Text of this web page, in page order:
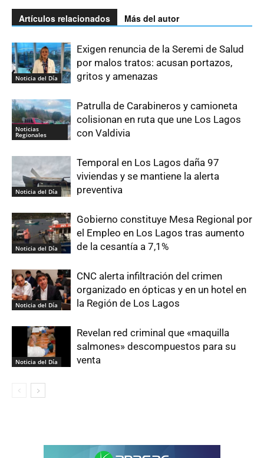
Artículos relacionados Más del autor
Noticia del Día
Exigen renuncia de la Seremi de Salud
por malos tratos: acusan portazos,
gritos y amenazas
Noticias
Regionales
Patrulla de Carabineros y camioneta
colisionan en ruta que une Los Lagos
con Valdivia
Noticia del Día
Temporal en Los Lagos daña 97
viviendas y se mantiene la alerta
preventiva
Noticia del Día
Gobierno constituye Mesa Regional por
el Empleo en Los Lagos tras aumento
de la cesantía a 7,1%
Noticia del Día
CNC alerta infiltración del crimen
organizado en ópticas y en un hotel en
la Región de Los Lagos
Noticia del Día
Revelan red criminal que «maquilla
salmones» descompuestos para su
venta